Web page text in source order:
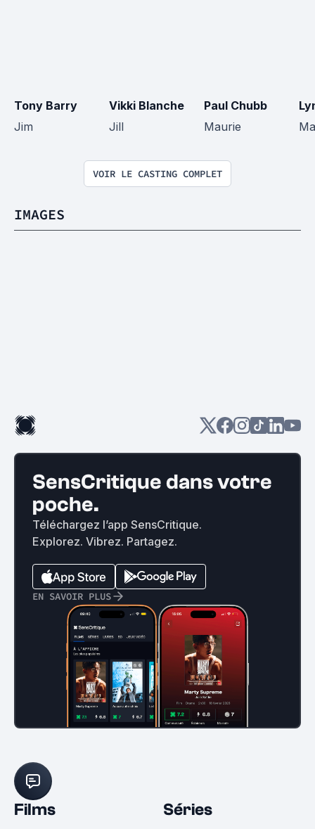
Tony Barry
Jim
Vikki Blanche
Jill
Paul Chubb
Maurie
VOIR LE CASTING COMPLET
IMAGES
SensCritique dans votre
poche.
Téléchargez l’app SensCritique.
Explorez. Vibrez. Partagez.
EN SAVOIR PLUS
Films Séries